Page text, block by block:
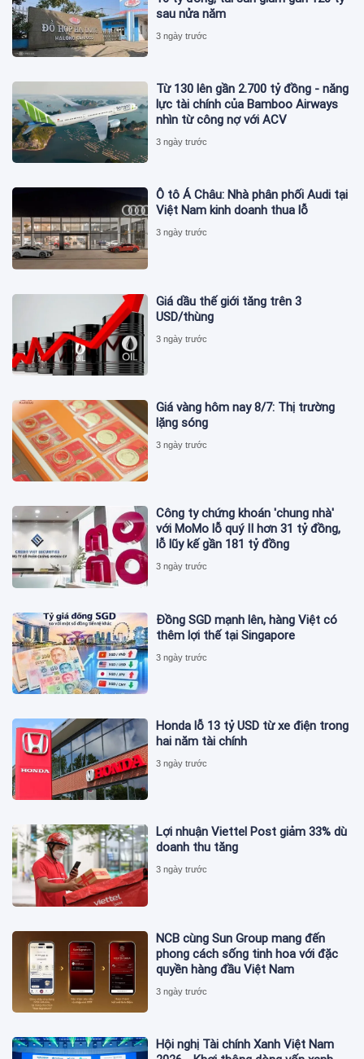
sau nửa năm
3 ngày trước
Từ 130 lên gần 2.700 tỷ đồng - năng
lực tài chính của Bamboo Airways
nhìn từ công nợ với ACV
3 ngày trước
Ô tô Á Châu: Nhà phân phối Audi tại
Việt Nam kinh doanh thua lỗ
3 ngày trước
Giá dầu thế giới tăng trên 3
USD/thùng
3 ngày trước
Giá vàng hôm nay 8/7: Thị trường
lặng sóng
3 ngày trước
Công ty chứng khoán 'chung nhà'
với MoMo lỗ quý II hơn 31 tỷ đồng,
lỗ lũy kế gần 181 tỷ đồng
3 ngày trước
Đồng SGD mạnh lên, hàng Việt có
thêm lợi thế tại Singapore
3 ngày trước
Honda lỗ 13 tỷ USD từ xe điện trong
hai năm tài chính
3 ngày trước
Lợi nhuận Viettel Post giảm 33% dù
doanh thu tăng
3 ngày trước
NCB cùng Sun Group mang đến
phong cách sống tinh hoa với đặc
quyền hàng đầu Việt Nam
3 ngày trước
Hội nghị Tài chính Xanh Việt Nam